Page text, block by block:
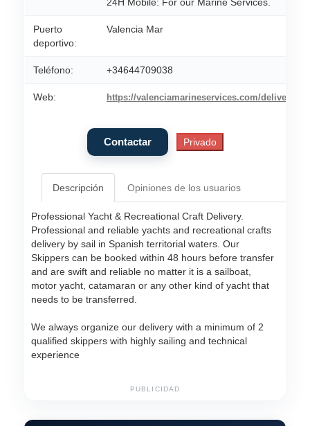
Puerto
deportivo:
Valencia Mar
Teléfono: +34644709038
Web: https://valenciamarineservices.com/delivery
Descripción Opiniones de los usuarios
Professional Yacht & Recreational Craft Delivery.
Professional and reliable yachts and recreational crafts
delivery by sail in Spanish territorial waters. Our
Skippers can be booked within 48 hours before transfer
and are swift and reliable no matter it is a sailboat,
motor yacht, catamaran or any other kind of yacht that
needs to be transferred.
We always organize our delivery with a minimum of 2
qualified skippers with highly sailing and technical
experience
PUBLICIDAD